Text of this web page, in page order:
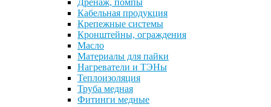
Дренаж, помпы
Кабельная продукция
Крепежные системы
Кронштейны, ограждения
Масло
Материалы для пайки
Нагреватели и ТЭНы
Теплоизоляция
Труба медная
Фитинги медные